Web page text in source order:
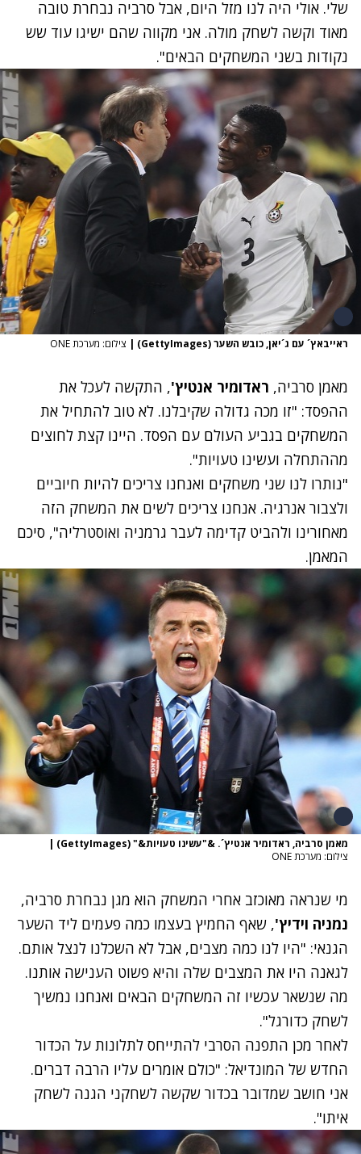
שלי. אולי היה לנו מזל היום, אבל סרביה נבחרת טובה
מאוד וקשה לשחק מולה. אני מקווה שהם ישיגו עוד שש
נקודות בשני המשחקים הבאים".
ראייבאץ´ עם ג´יאן, כובש השער (GettyImages) | צילום: מערכת ONE
מאמן סרביה, ראדומיר אנטיץ', התקשה לעכל את
ההפסד: "זו מכה גדולה שקיבלנו. לא טוב להתחיל את
המשחקים בגביע העולם עם הפסד. היינו קצת לחוצים
מההתחלה ועשינו טעויות".
"נותרו לנו שני משחקים ואנחנו צריכים להיות חיוביים
ולצבור אנרגיה. אנחנו צריכים לשים את המשחק הזה
מאחורינו ולהביט קדימה לעבר גרמניה ואוסטרליה", סיכם
המאמן.
מאמן סרביה, ראדומיר אנטיץ´. &"עשינו טעויות&" (GettyImages)
|
צילום: מערכת ONE
מי שנראה מאוכזב אחרי המשחק הוא מגן נבחרת סרביה,
נמניה וידיץ', שאף החמיץ בעצמו כמה פעמים ליד השער
הגנאי: "היו לנו כמה מצבים, אבל לא השכלנו לנצל אותם.
לגאנה היו את המצבים שלה והיא פשוט הענישה אותנו.
מה שנשאר עכשיו זה המשחקים הבאים ואנחנו נמשיך
לשחק כדורגל".
לאחר מכן התפנה הסרבי להתייחס לתלונות על הכדור
החדש של המונדיאל: "כולם אומרים עליו הרבה דברים.
אני חושב שמדובר בכדור שקשה לשחקני הגנה לשחק
איתו".